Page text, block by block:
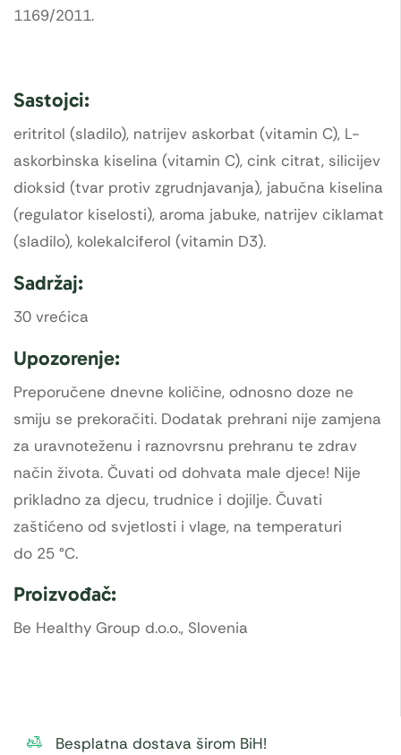
1169/2011.
Sastojci:
eritritol (sladilo), natrijev askorbat (vitamin C), L-
askorbinska kiselina (vitamin C), cink citrat, silicijev
dioksid (tvar protiv zgrudnjavanja), jabučna kiselina
(regulator kiselosti), aroma jabuke, natrijev ciklamat
(sladilo), kolekalciferol (vitamin D3).
Sadržaj:
30 vrećica
Upozorenje:
Preporučene dnevne količine, odnosno doze ne
smiju se prekoračiti. Dodatak prehrani nije zamjena
za uravnoteženu i raznovrsnu prehranu te zdrav
način života. Čuvati od dohvata male djece! Nije
prikladno za djecu, trudnice i dojilje. Čuvati
zaštićeno od svjetlosti i vlage, na temperaturi
do 25 °C.
Proizvođač:
Be Healthy Group d.o.o., Slovenia
Besplatna dostava širom BiH!